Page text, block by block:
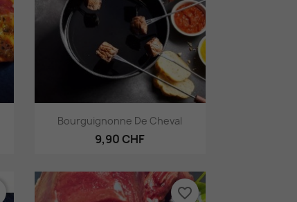
Aperçu rapide
Bourguignonne De Cheval
9,90 CHF
favorite_border